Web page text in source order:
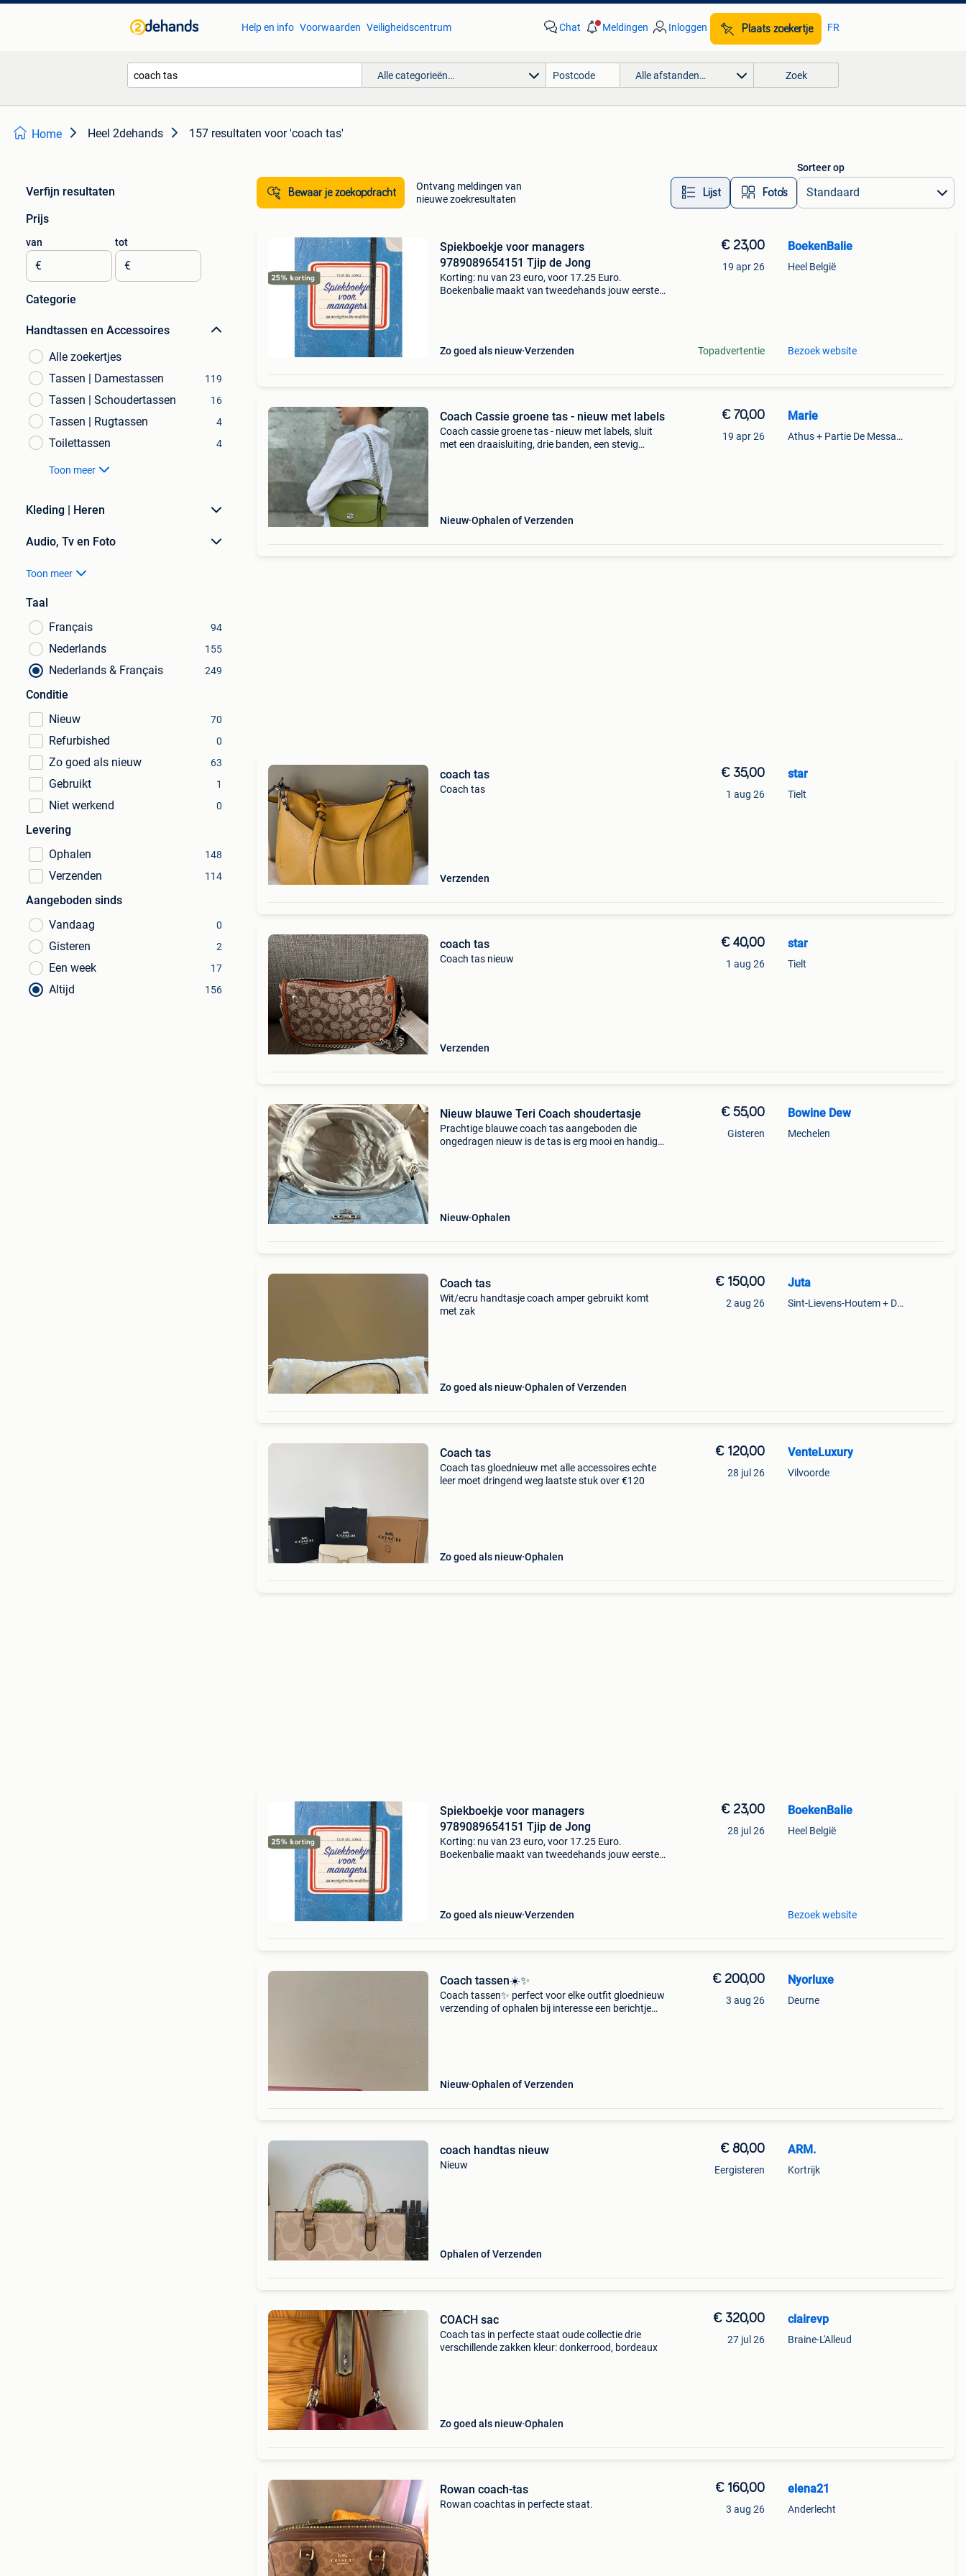
Help en info Voorwaarden Veiligheidscentrum Chat Meldingen Inloggen Plaats zoekertje FR
Alle categorieën… Alle afstanden… Zoek
Home Heel 2dehands 157 resultaten voor 'coach tas'
Verfijn resultaten
Prijs
van
€
tot
€
Categorie
Handtassen en Accessoires
Alle zoekertjes
Tassen | Damestassen
119
Tassen | Schoudertassen 16
Tassen | Rugtassen 4
Toilettassen 4
Toon meer
Kleding | Heren
Audio, Tv en Foto
Toon meer
Taal
Français
94
Nederlands 155
Nederlands & Français 249
Conditie
Nieuw
70
Refurbished 0
Zo goed als nieuw 63
Gebruikt 1
Niet werkend 0
Levering
Ophalen
148
Verzenden 114
Aangeboden sinds
Vandaag
0
Gisteren 2
Een week 17
Altijd 156
Bewaar je zoekopdracht
Ontvang meldingen van
nieuwe zoekresultaten
Lijst Foto’s
Sorteer op
Spiekboekje voor managers
9789089654151 Tjip de Jong
Korting: nu van 23 euro, voor 17.25 Euro.
Boekenbalie maakt van tweedehands jouw eerste
Zo goed als nieuw Verzenden
€ 23,00
19 apr 26
Topadvertentie
BoekenBalie
Heel België
Bezoek website
Coach Cassie groene tas - nieuw met labels
Coach cassie groene tas - nieuw met labels, sluit
met een draaisluiting, drie banden, een stevig
Nieuw Ophalen of Verzenden
€ 70,00
19 apr 26
Marie
Athus + Partie De Messancy
coach tas
Coach tas
Verzenden
€ 35,00
1 aug 26
star
Tielt
coach tas
Coach tas nieuw
Verzenden
€ 40,00
1 aug 26
star
Tielt
Nieuw blauwe Teri Coach shoudertasje
Prachtige blauwe coach tas aangeboden die
ongedragen nieuw is de tas is erg mooi en handig
Nieuw Ophalen
€ 55,00
Gisteren
Bowine Dew
Mechelen
Coach tas
Wit/ecru handtasje coach amper gebruikt komt
met zak
Zo goed als nieuw Ophalen of Verzenden
€ 150,00
2 aug 26
Juta
Sint-Lievens-Houtem + Deel Oombergen
Coach tas
Coach tas gloednieuw met alle accessoires echte
leer moet dringend weg laatste stuk over €120
Zo goed als nieuw Ophalen
€ 120,00
28 jul 26
VenteLuxury
Vilvoorde
Spiekboekje voor managers
9789089654151 Tjip de Jong
Korting: nu van 23 euro, voor 17.25 Euro.
Boekenbalie maakt van tweedehands jouw eerste
Zo goed als nieuw Verzenden
€ 23,00
28 jul 26
BoekenBalie
Heel België
Bezoek website
Coach tassen☀️✨
Coach tassen✨ perfect voor elke outfit gloednieuw
verzending of ophalen bij interesse een berichtje
Nieuw Ophalen of Verzenden
€ 200,00
3 aug 26
Nyorluxe
Deurne
coach handtas nieuw
Nieuw
Ophalen of Verzenden
€ 80,00
Eergisteren
ARM.
Kortrijk
COACH sac
Coach tas in perfecte staat oude collectie drie
verschillende zakken kleur: donkerrood, bordeaux
Zo goed als nieuw Ophalen
€ 320,00
27 jul 26
clairevp
Braine-L'Alleud
Rowan coach-tas
Rowan coachtas in perfecte staat.
€ 160,00
3 aug 26
elena21
Anderlecht